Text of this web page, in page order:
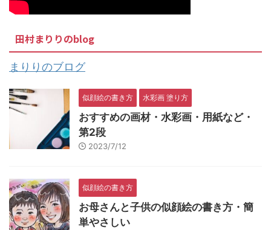
田村まりりのblog
まりりのブログ
似顔絵の書き方 水彩画 塗り方
おすすめの画材・水彩画・用紙など・
第2段
2023/7/12
似顔絵の書き方
お母さんと子供の似顔絵の書き方・簡
単やさしい